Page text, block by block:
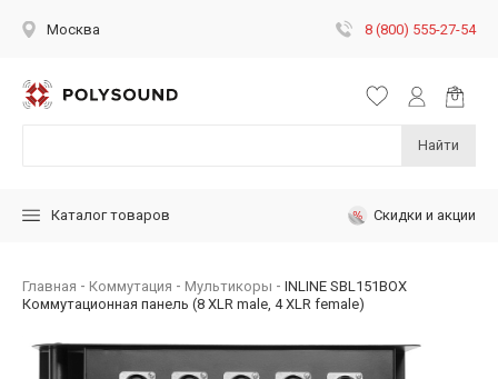
Москва 8 (800) 555-27-54
Найти
Каталог товаров Скидки и акции
Главная Коммутация Мультикоры
INLINE SBL151BOX
Коммутационная панель (8 XLR male, 4 XLR female)